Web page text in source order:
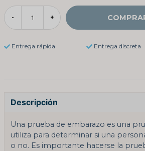
- +
Entrega rápida Entrega discreta
Descripción
Una prueba de embarazo es una
utiliza para determinar si una
o no. Es importante hacerse la